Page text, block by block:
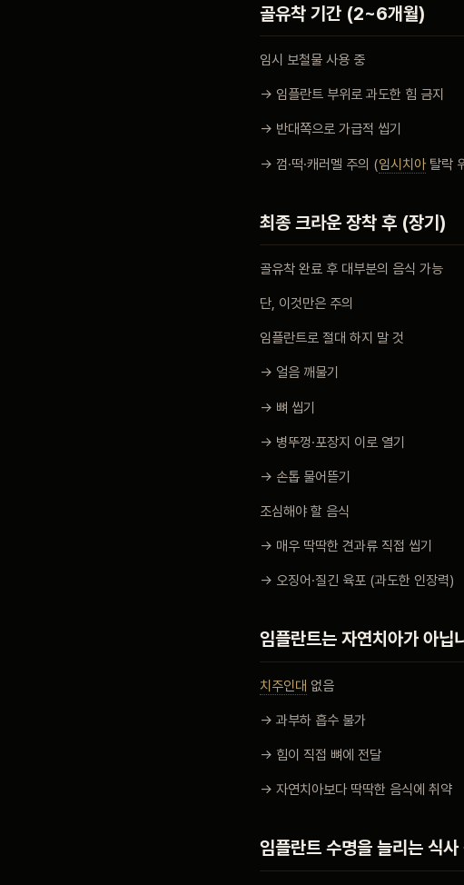
골유착 기간 (2~6개월)
임시 보철물 사용 중
→ 임플란트 부위로 과도한 힘 금지
→ 반대쪽으로 가급적 씹기
→ 껌·떡·캐러멜 주의 (임시치아탈락
최종 크라운 장착 후 (장기)
골유착 완료 후 대부분의 음식 가능
단, 이것만은 주의
임플란트로 절대 하지 말 것
→ 얼음 깨물기
→ 뼈 씹기
→ 병뚜껑·포장지 이로 열기
→ 손톱 물어뜯기
조심해야 할 음식
→ 매우 딱딱한 견과류 직접 씹기
→ 오징어·질긴 육포 (과도한 인장력)
임플란트는 자연치아가 아닙
치주인대 없음
→ 과부하 흡수 불가
→ 힘이 직접 뼈에 전달
→ 자연치아보다 딱딱한 음식에 취약
임플란트 수명을 늘리는 식사